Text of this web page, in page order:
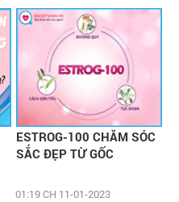
ESTROG-100 CHĂM SÓC
SẮC ĐẸP TỪ GỐC
01:19 CH 11-01-2023